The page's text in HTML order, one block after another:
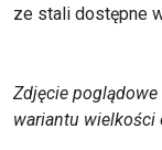
ze stali dostępne
Zdjęcie
wariantu wielkości